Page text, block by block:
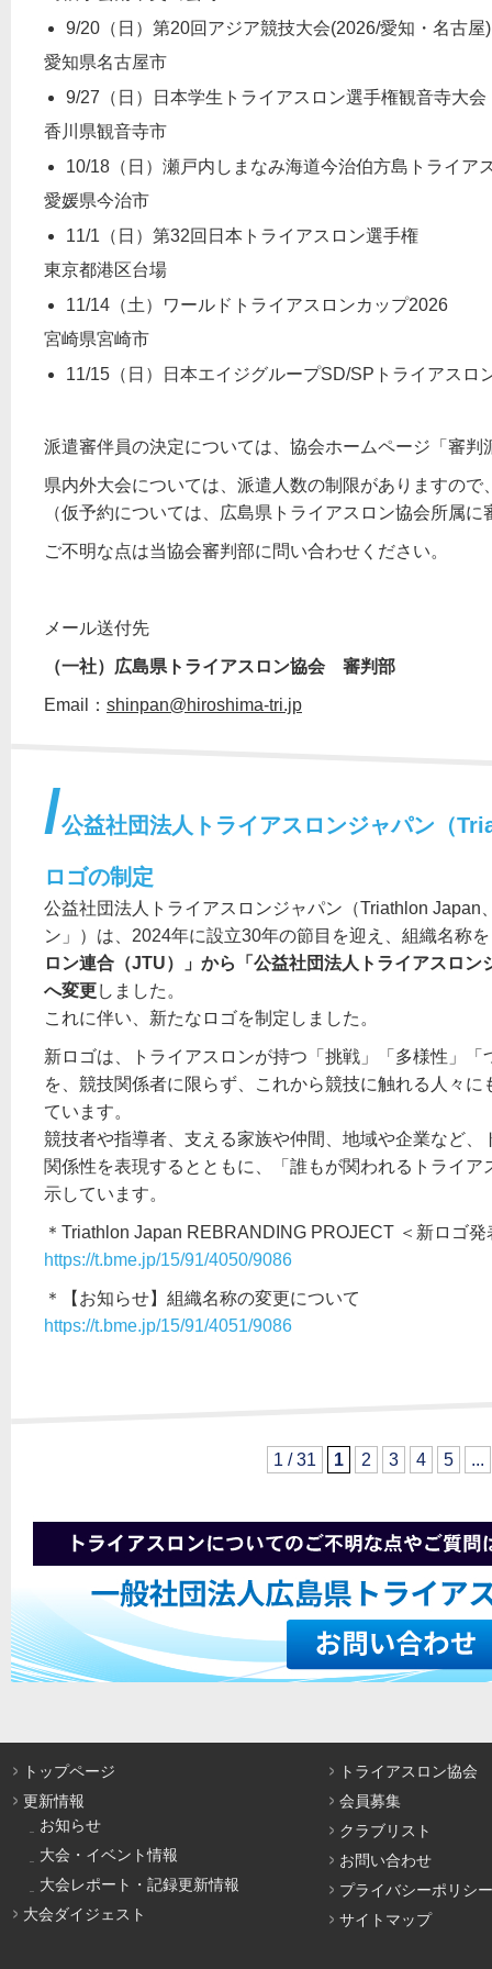
9/20（日）第20回アジア競技大会(2026/愛知・名古屋)
愛知県名古屋市
9/27（日）日本学生トライアスロン選手権観音寺大
香川県観音寺市
10/18（日）瀬戸内しまなみ海道今治伯方島トライ
愛媛県今治市
11/1（日）第32回日本トライアスロン選手権
東京都港区台場
11/14（土）ワールドトライアスロンカップ2026
宮崎県宮崎市
11/15（日）日本エイジグループSD/SPトライアスロ
派遣審伴員の決定については、協会ホームページ「審判
県内外大会については、派遣人数の制限がありますので
（仮予約については、広島県トライアスロン協会所属
ご不明な点は当協会審判部に問い合わせください。
メール送付先
（一社）広島県トライアスロン協会 審判部
Email： shinpan@hiroshima-tri.jp
公益社団法人トライアスロンジャパン（
ロゴの制定
公益社団法人トライアスロンジャパン（Triathlon Japan
ン」）は、2024年に設立30年の節目を迎え、組織名称を
ロン連合（JTU）」から「公益社団法人トライアスロ
へ変更しました。
これに伴い、新たなロゴを制定しました。
新ロゴは、トライアスロンが持つ「挑戦」「多様性」
を、競技関係者に限らず、これから競技に触れる人々
ています。
競技者や指導者、支える家族や仲間、地域や企業など
関係性を表現するとともに、「誰もが関われるトライ
示しています。
＊Triathlon Japan REBRANDING PROJECT ＜新ロゴ発
https://t.bme.jp/15/91/4050/9086
＊【お知らせ】組織名称の変更について
https://t.bme.jp/15/91/4051/9086
1 / 31 1 2 3 4 5 ...
トップページ
更新情報
お知らせ
大会・イベント情報
大会レポート・記録更新情報
大会ダイジェスト
トライアスロン協会
会員募集
クラブリスト
お問い合わせ
プライバシーポリシー
サイトマップ